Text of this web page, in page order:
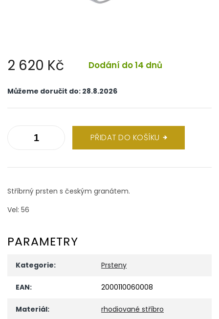
2 620 Kč Dodání do 14 dnů
cena:
Můžeme doručit do: 28.8.2026
PŘIDAT DO KOŠÍKU
Stříbrný prsten s českým granátem.
Vel: 56
PARAMETRY
Kategorie: Prsteny
EAN: 2000110060008
Materiál: rhodiované stříbro